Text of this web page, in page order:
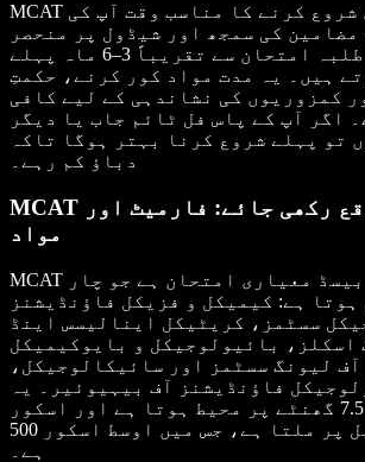
MCAT کی تیاری شروع کرنے کا مناسب وقت آپ کی
کی سمجھ اور شیڈول پر منحصر
ہے۔ زیادہ تر طلبہ امتحان سے تقریباً 3–6 ماہ پہلے
ہیں۔ یہ مدت مواد کور کرنے، حکمتِ
کمزوریوں کی نشاندہی کے لیے کافی
اگر آپ کے پاس فل ٹائم جاب یا دیگر
تو پہلے شروع کرنا بہتر ہوگا تاکہ
دباؤ کم رہے۔
MCAT میں کیا توقع رکھی جائے: فارمیٹ اور
مواد
MCAT ایک کمپیوٹر بیسڈ معیاری امتحان ہے جو چار
ہے: کیمیکل و فزیکل فاؤنڈیشنز
سسٹمز، کریٹیکل اینالیسس اینڈ
اسکلز، بائیولوجیکل و بایوکیمیکل
لیونگ سسٹمز اور سائیکالوجیکل،
فاؤنڈیشنز آف بیہیوئیر۔ یہ
امتحان تقریباً 7.5 گھنٹے پر محیط ہوتا ہے اور اسکور
472–528 کے اسکیل پر ملتا ہے، جس میں اوسط اسکور 500
ہے۔